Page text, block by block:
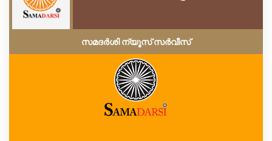
സമദർശി ന്യൂസ് സർവീസ്